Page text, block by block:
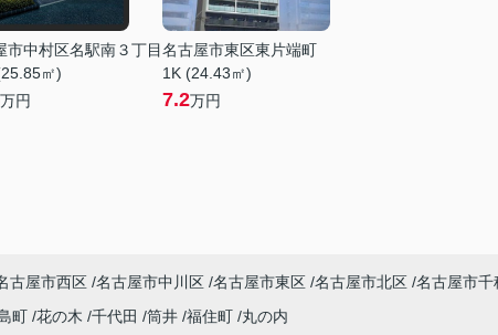
市中村区名駅南３丁目
㎡)
万円
名古屋市東区東片端町
1K (24.43㎡)
7.2万円
古屋市西区 名古屋市中川区 名古屋市東区 名古屋市北区 名古屋市千
町 花の木 千代田 筒井 福住町 丸の内